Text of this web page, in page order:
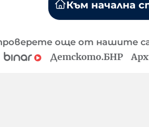
Към начална
още от нашите
Детското.БНР